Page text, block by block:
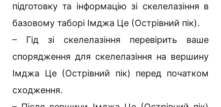
підготовку та інформацію зі скелелазіння в
базовому таборі Імджа Це (Острівний пік).
– Гід зі скелелазіння перевірить ваше
спорядження для скелелазіння на вершину
Імджа Це (Острівний пік) перед початком
сходження.